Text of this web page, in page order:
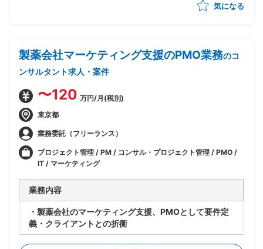
気になる
製薬会社マーケティング支援のPMO業務のコ
ンサルタント求人・案件
〜120 万円/月(税別)
東京都
業務委託（フリーランス）
プロジェクト管理 / PM / コンサル・プロジェクト管理 / PMO /
IT / マーケティング
業務内容
・製薬会社のマーケティング支援、PMOとして要件定
義・クライアントとの折衝